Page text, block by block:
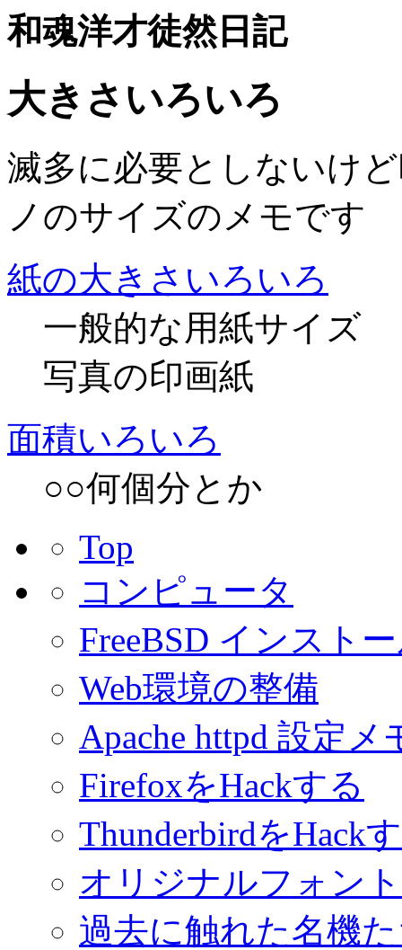
和魂洋才徒然日記
大きさいろいろ
滅多に必要としないけ
ノのサイズのメモです
紙の大きさいろいろ
一般的な用紙サイズ
写真の印画紙
面積いろいろ
○○何個分とか
Top
コンピュータ
FreeBSD インスト
Web環境の整備
Apache httpd 設定メ
FirefoxをHackする
ThunderbirdをHack
オリジナルフォント
過去に触れた名機